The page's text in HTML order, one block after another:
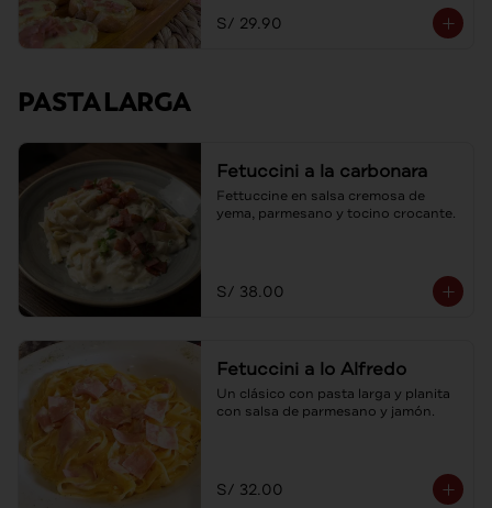
S/ 29.90
PASTA LARGA
Fetuccini a la carbonara
Fettuccine en salsa cremosa de
yema, parmesano y tocino crocante.
S/ 38.00
Fetuccini a lo Alfredo
Un clásico con pasta larga y planita
con salsa de parmesano y jamón.
S/ 32.00